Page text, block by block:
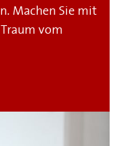
Machen Sie mit
vom